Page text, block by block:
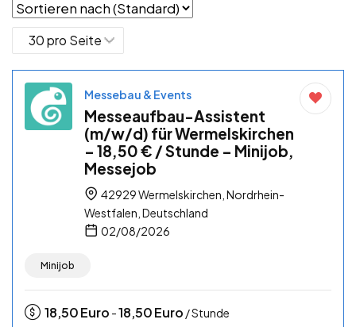
Messebau & Events
Messeaufbau-Assistent
(m/w/d) für Wermelskirchen
– 18,50 € / Stunde – Minijob,
Messejob
42929 Wermelskirchen, Nordrhein-
Westfalen, Deutschland
02/08/2026
Minijob
18,50Euro -18,50Euro / Stunde